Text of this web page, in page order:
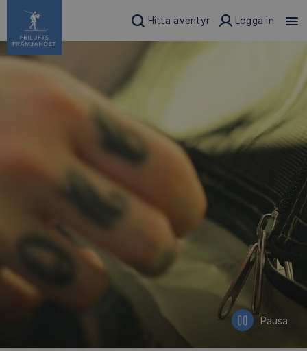
Hitta äventyr Logga in
Pausa
video